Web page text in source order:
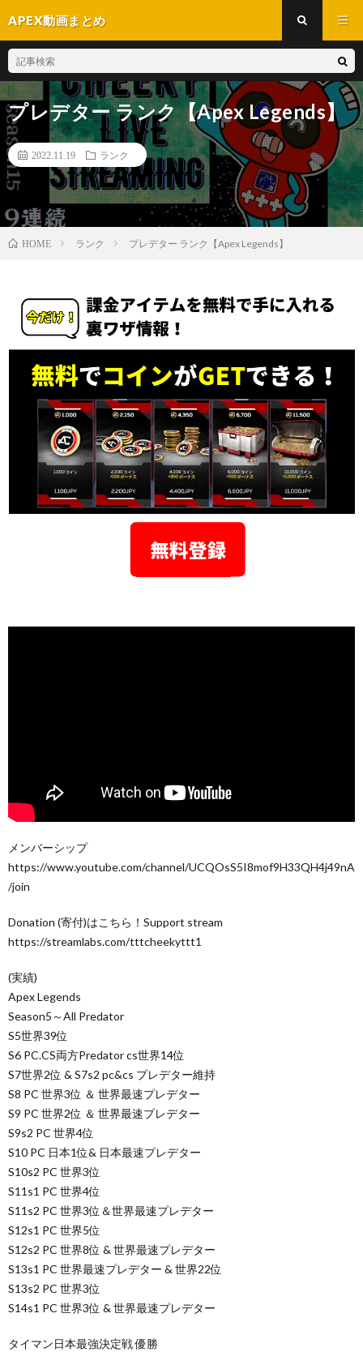
APEX動画まとめ
プレデター ランク【Apex Legends】
2022.11.19 ランク
HOME ランク プレデター ランク【Apex Legends】
メンバーシップ
https://www.youtube.com/channel/UCQOsS5I8mof9H33QH4j49nA
/join
Donation (寄付)はこちら！Support stream
https://streamlabs.com/tttcheekyttt1
(実績)
Apex Legends
Season5～All Predator
S5世界39位
S6 PC.CS両方Predator cs世界14位
S7世界2位 & S7s2 pc&cs プレデター維持
S8 PC 世界3位 ＆ 世界最速プレデター
S9 PC 世界2位 ＆ 世界最速プレデター
S9s2 PC 世界4位
S10 PC 日本1位& 日本最速プレデター
S10s2 PC 世界3位
S11s1 PC 世界4位
S11s2 PC 世界3位＆世界最速プレデター
S12s1 PC 世界5位
S12s2 PC 世界8位 & 世界最速プレデター
S13s1 PC 世界最速プレデター & 世界22位
S13s2 PC 世界3位
S14s1 PC 世界3位 & 世界最速プレデター
タイマン日本最強決定戦 優勝